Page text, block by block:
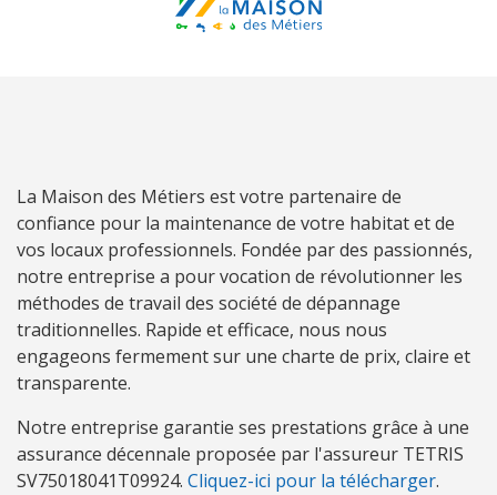
La Maison des Métiers est votre partenaire de
confiance pour la maintenance de votre habitat et de
vos locaux professionnels. Fondée par des passionnés,
notre entreprise a pour vocation de révolutionner les
méthodes de travail des société de dépannage
traditionnelles. Rapide et efficace, nous nous
engageons fermement sur une charte de prix, claire et
transparente.
Notre entreprise garantie ses prestations grâce à une
assurance décennale proposée par l'assureur TETRIS
SV75018041T09924. Cliquez-ici pour la télécharger.